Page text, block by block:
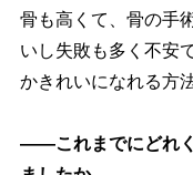
骨も高くて、骨の手
いし失敗も多く不安
かきれいになれる方
――これまでにどれ